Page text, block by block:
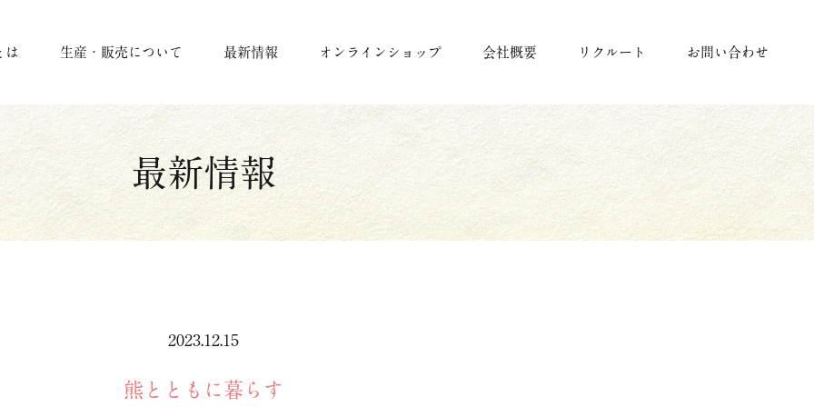
は 生産・販売について 最新情報 オンラインショップ 会社概要 リクルート お問い合わせ
最新情報
2023.12.15
熊とともに暮らす